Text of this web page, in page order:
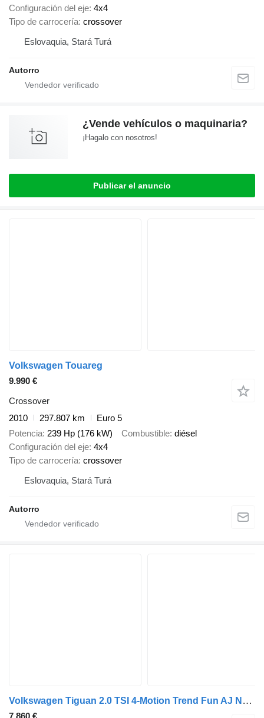
Configuración del eje 4x4
Tipo de carrocería crossover
Eslovaquia, Stará Turá
Autorro
¿Vende vehículos o maquinaria?
¡Hagalo con nosotros!
Publicar el anuncio
Volkswagen Touareg
9.990 €
Crossover
2010
297.807 km
Euro 5
Potencia 239 Hp (176 kW) Combustible diésel
Configuración del eje 4x4
Tipo de carrocería crossover
Eslovaquia, Stará Turá
Autorro
Volkswagen Tiguan 2.0 TSI 4-Motion Trend Fun AJ NA SPLÁTKY / PROTIÚČET
7.860 €